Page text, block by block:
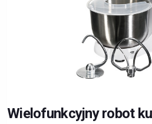
Wielofunkcyjny robot